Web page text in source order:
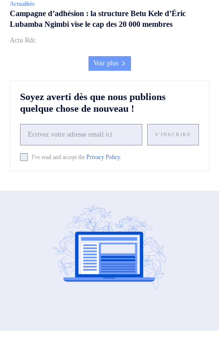
Actualités
Campagne d’adhésion : la structure Betu Kele d’Éric
Lubamba Ngimbi vise le cap des 20 000 membres
Actu Rdc
Voir plus
Soyez averti dès que nous publions
quelque chose de nouveau !
S'INSCRIRE
I've read and accept the Privacy Policy.